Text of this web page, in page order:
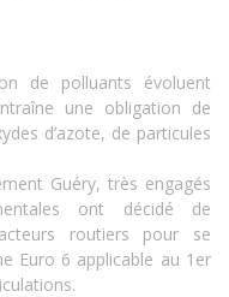
de polluants évoluent
une obligation de
d’azote, de particules
Guéry, très engagés
ont décidé de
routiers pour se
Euro 6 applicable au 1er